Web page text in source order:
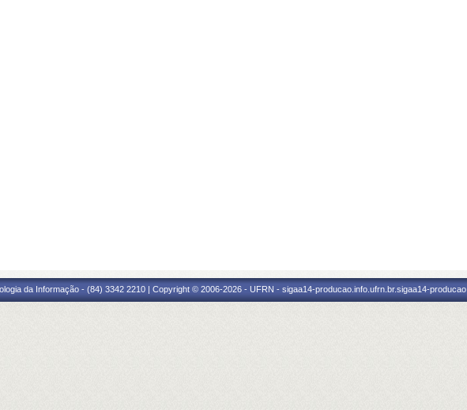
da Informação - (84) 3342 2210 | Copyright © 2006-2026 - UFRN - sigaa14-producao.info.ufrn.br.sigaa14-producao